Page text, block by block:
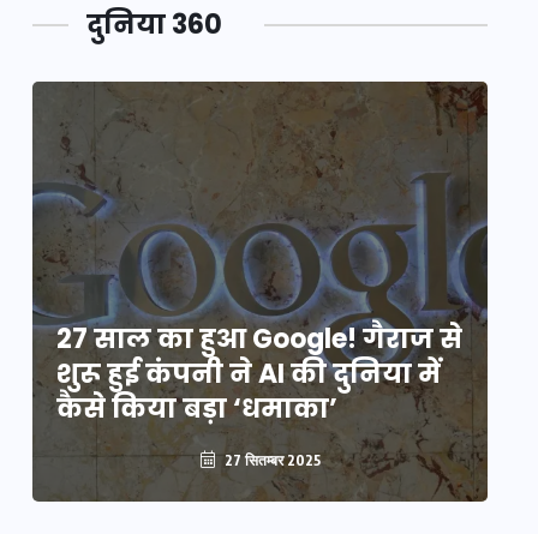
दुनिया 360
27 साल का हुआ Google! गैराज से
शुरू हुई कंपनी ने AI की दुनिया में
कैसे किया बड़ा ‘धमाका’
27 सितम्बर 2025